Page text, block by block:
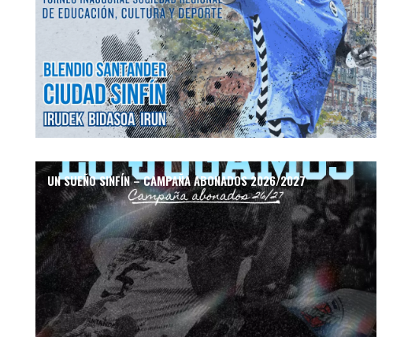
UN SUEÑO SINFÍN – CAMPAÑA ABONADOS 2026/2027